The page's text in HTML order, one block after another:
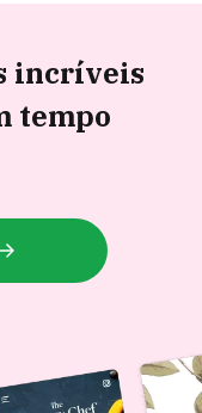
incríveis
tempo